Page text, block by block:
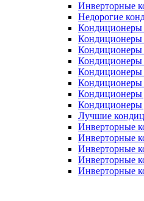
Инверторные
Недорогие
Кондиционеры
Кондиционеры
Кондиционеры
Кондиционеры
Кондиционеры
Кондиционеры
Кондиционеры
Кондиционеры
Лучшие
Инверторные
Инверторные
Инверторные
Инверторные
Инверторные